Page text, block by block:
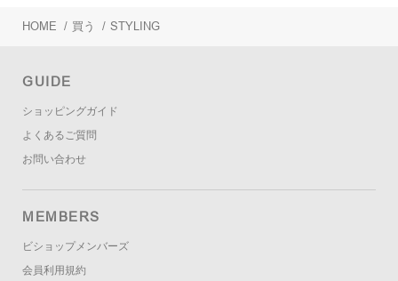
HOME / 買う / STYLING
GUIDE
ショッピングガイド
よくあるご質問
お問い合わせ
MEMBERS
ビショップメンバーズ
会員利用規約